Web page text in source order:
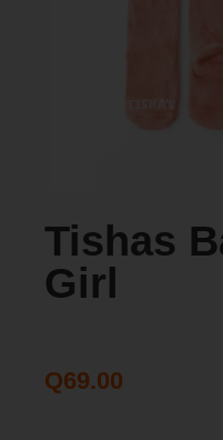
Tishas
Girl
Q69.00